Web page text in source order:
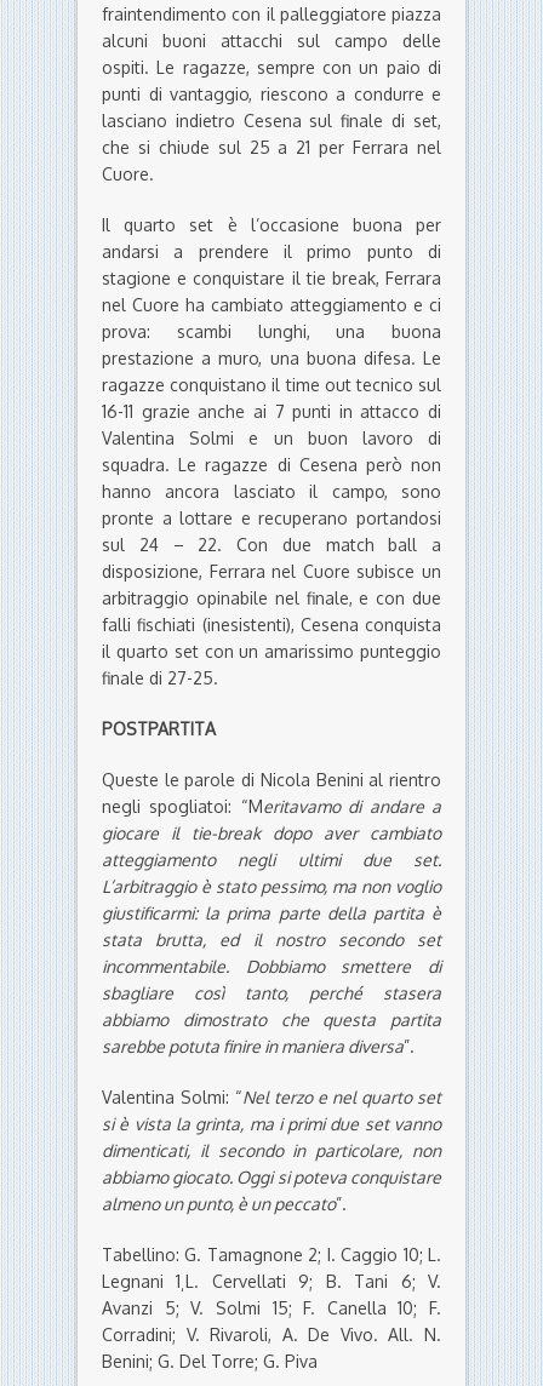
fraintendimento con il palleggiatore piazza
alcuni buoni attacchi sul campo delle
ospiti. Le ragazze, sempre con un paio di
punti di vantaggio, riescono a condurre e
lasciano indietro Cesena sul finale di set,
che si chiude sul 25 a 21 per Ferrara nel
Cuore.
Il quarto set è l’occasione buona per
andarsi a prendere il primo punto di
stagione e conquistare il tie break, Ferrara
nel Cuore ha cambiato atteggiamento e ci
prova: scambi lunghi, una buona
prestazione a muro, una buona difesa. Le
ragazze conquistano il time out tecnico sul
16-11 grazie anche ai 7 punti in attacco di
Valentina Solmi e un buon lavoro di
squadra. Le ragazze di Cesena però non
hanno ancora lasciato il campo, sono
pronte a lottare e recuperano portandosi
sul 24 – 22. Con due match ball a
disposizione, Ferrara nel Cuore subisce un
arbitraggio opinabile nel finale, e con due
falli fischiati (inesistenti), Cesena conquista
il quarto set con un amarissimo punteggio
finale di 27-25.
POSTPARTITA
Queste le parole di Nicola Benini al rientro
negli spogliatoi: “Meritavamo di andare a
giocare il tie-break dopo aver cambiato
atteggiamento negli ultimi due set.
L’arbitraggio è stato pessimo, ma non voglio
giustificarmi: la prima parte della partita è
stata brutta, ed il nostro secondo set
incommentabile. Dobbiamo smettere di
sbagliare così tanto, perché stasera
abbiamo dimostrato che questa partita
sarebbe potuta finire in maniera diversa”.
Valentina Solmi: “Nel terzo e nel quarto set
si è vista la grinta, ma i primi due set vanno
dimenticati, il secondo in particolare, non
abbiamo giocato. Oggi si poteva conquistare
almeno un punto, è un peccato”.
Tabellino: G. Tamagnone 2; I. Caggio 10; L.
Legnani 1¸L. Cervellati 9; B. Tani 6; V.
Avanzi 5; V. Solmi 15; F. Canella 10; F.
Corradini; V. Rivaroli, A. De Vivo. All. N.
Benini; G. Del Torre; G. Piva